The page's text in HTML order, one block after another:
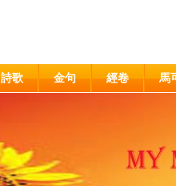
詩歌 金句 經卷 馬